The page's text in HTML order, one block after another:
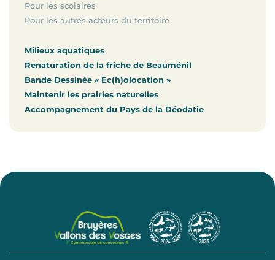
Pour les scolaires
Pour les autres acteurs du territoire
Milieux aquatiques
Renaturation de la friche de Beauménil
Bande Dessinée « Ec(h)olocation »
Maintenir les prairies naturelles
Accompagnement du Pays de la Déodatie